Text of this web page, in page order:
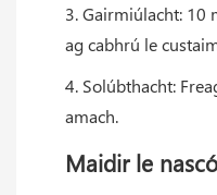
3. Gairmiúlacht: 10
ag cabhrú le
4. Solúbthacht:
amach.
Maidir le